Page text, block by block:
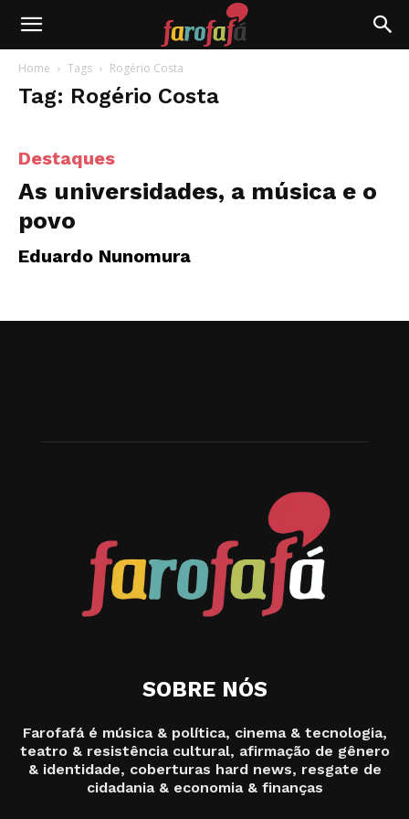
Farofafá
Home Tags Rogério Costa
Tag: Rogério Costa
Destaques
As universidades, a música e o
povo
Eduardo Nunomura
SOBRE NÓS
Farofafá é música & política, cinema & tecnologia,
teatro & resistência cultural, afirmação de gênero
& identidade, coberturas hard news, resgate de
cidadania & economia & finanças